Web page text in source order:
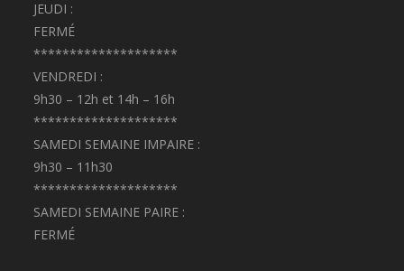
JEUDI :
FERMÉ
********************
VENDREDI :
9h30 – 12h et 14h – 16h
********************
SAMEDI SEMAINE IMPAIRE :
9h30 – 11h30
********************
SAMEDI SEMAINE PAIRE :
FERMÉ